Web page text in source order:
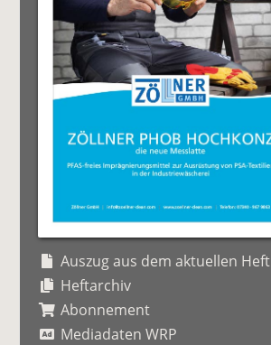
Auszug aus dem aktuellen Heft
Heftarchiv
Abonnement
Mediadaten WRP